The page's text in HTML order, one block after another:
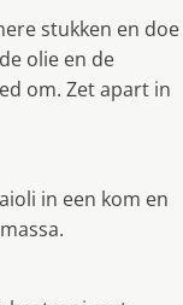
stukken en doe
olie en de
om. Zet apart in
in een kom en